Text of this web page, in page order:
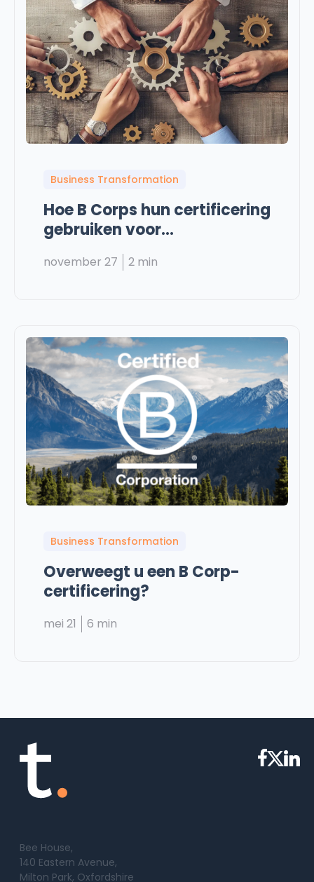
Business Transformation
Hoe B Corps hun certificering
gebruiken voor
voortdurende verbetering
november 27 2 min
Business Transformation
Overweegt u een B Corp-
certificering?
mei 21 6 min
Bee House,
140 Eastern Avenue,
Milton Park, Oxfordshire